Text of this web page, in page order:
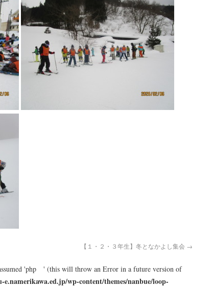
【１・２・３年生】冬となかよし集会 →
'php ' (this will throw an Error in a future version of
wp-content/themes/nanbue/loop-